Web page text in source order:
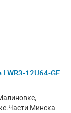
12U64-GF
Минска